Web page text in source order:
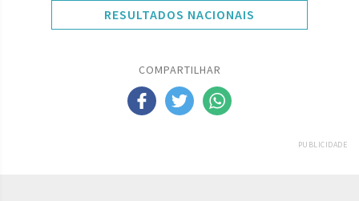
RESULTADOS NACIONAIS
COMPARTILHAR
PUBLICIDADE